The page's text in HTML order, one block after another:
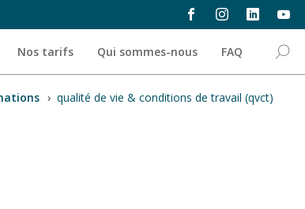
Nos tarifs Qui sommes-nous FAQ
› qualité de vie & conditions de travail (qvct)